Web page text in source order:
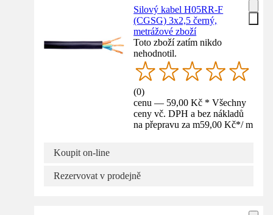
Silový kabel H05RR-F
(CGSG) 3x2,5 černý,
metrážové zboží
Toto zboží zatím nikdo
nehodnotil.
(0)
cenu — 59,00 Kč * Všechny
ceny vč. DPH a bez nákladů
na přepravu za m59,00 Kč*/ m
Koupit on-line
Rezervovat v prodejně